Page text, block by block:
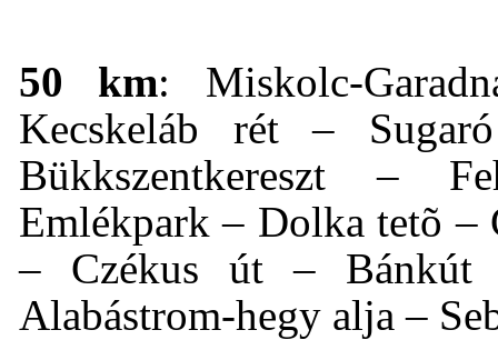
50 km: Miskolc-
Kecskeláb rét –
Bükkszentkereszt –
Emlékpark – Dolka tetõ –
– Czékus út – Bánkút
Alabástrom-hegy alja –